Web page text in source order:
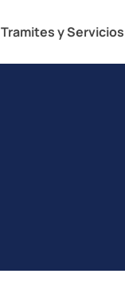
Tramites y Servicios